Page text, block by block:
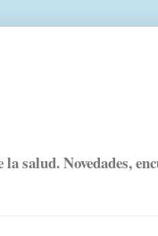
salud. Novedades,